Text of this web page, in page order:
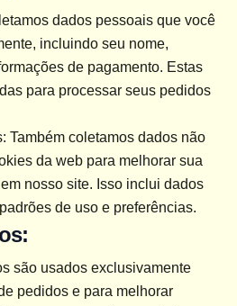
dados pessoais que você
incluindo seu nome,
de pagamento. Estas
para processar seus pedidos
Também coletamos dados não
da web para melhorar sua
nosso site. Isso inclui dados
de uso e preferências.
são usados exclusivamente
pedidos e para melhorar